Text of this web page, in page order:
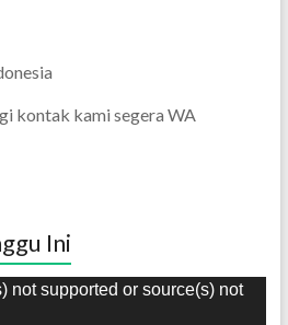
kontak kami segera WA
Ini
not supported or source(s) not